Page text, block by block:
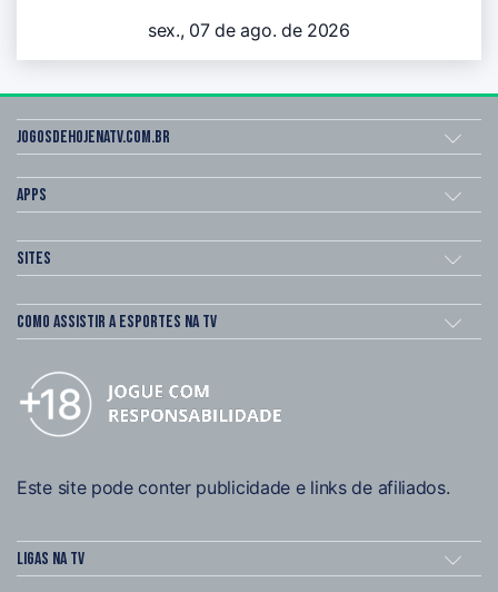
sex., 07 de ago. de 2026
Jogosdehojenatv.com.br
Apps
Sites
Como assistir a esportes na TV
Este site pode conter publicidade e links de afiliados.
Ligas na TV